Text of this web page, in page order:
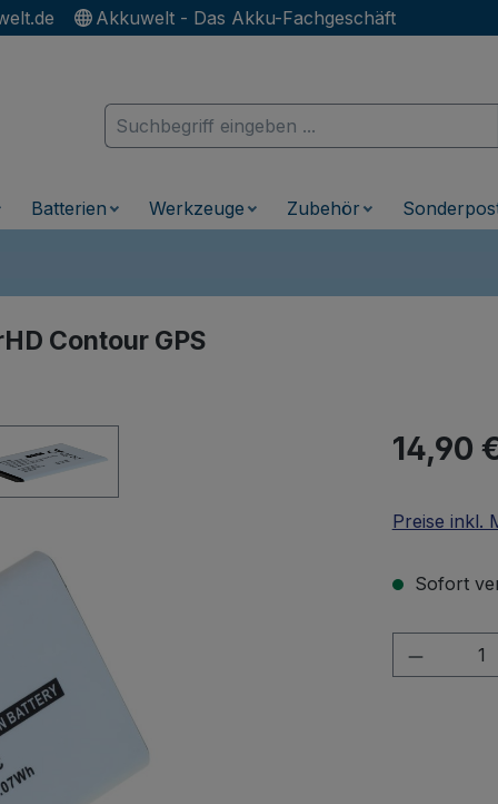
Akkuwelt - Das Akku-Fachgeschäft
Batterien Werkzeuge Zubehör
Contour GPS
Regulärer
14,90
Preise inkl.
Sofort